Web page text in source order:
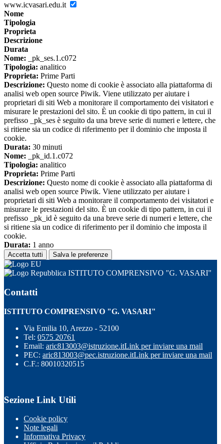
www.icvasari.edu.it
Nome
Tipologia
Proprieta
Descrizione
Durata
Nome: _pk_ses.1.c072
Tipologia: analitico
Proprieta: Prime Parti
Descrizione: Questo nome di cookie è associato alla piattaforma di
analisi web open source Piwik. Viene utilizzato per aiutare i
proprietari di siti Web a monitorare il comportamento dei visitatori e
misurare le prestazioni del sito. È un cookie di tipo pattern, in cui il
prefisso _pk_ses è seguito da una breve serie di numeri e lettere, che
si ritiene sia un codice di riferimento per il dominio che imposta il
cookie.
Durata: 30 minuti
Nome: _pk_id.1.c072
Tipologia: analitico
Proprieta: Prime Parti
Descrizione: Questo nome di cookie è associato alla piattaforma di
analisi web open source Piwik. Viene utilizzato per aiutare i
proprietari di siti Web a monitorare il comportamento dei visitatori e
misurare le prestazioni del sito. È un cookie di tipo pattern, in cui il
prefisso _pk_id è seguito da una breve serie di numeri e lettere, che
si ritiene sia un codice di riferimento per il dominio che imposta il
cookie.
Durata: 1 anno
Accetta tutti Salva le preferenze
ISTITUTO COMPRENSIVO "G. VASARI"
Contatti
ISTITUTO COMPRENSIVO "G. VASARI"
Via Emilia 10, Arezzo - 52100
Tel: 0575 20761
Email: aric813003@istruzione.itLink per inviare una mail
PEC: aric813003@pec.istruzione.itLink per inviare una mail
C.F.: 80010320515
Sezione Link Utili
Cookie policy
Note legali
Informativa Privacy